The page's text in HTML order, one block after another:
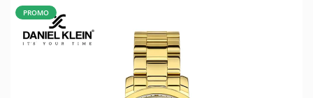
PROMO